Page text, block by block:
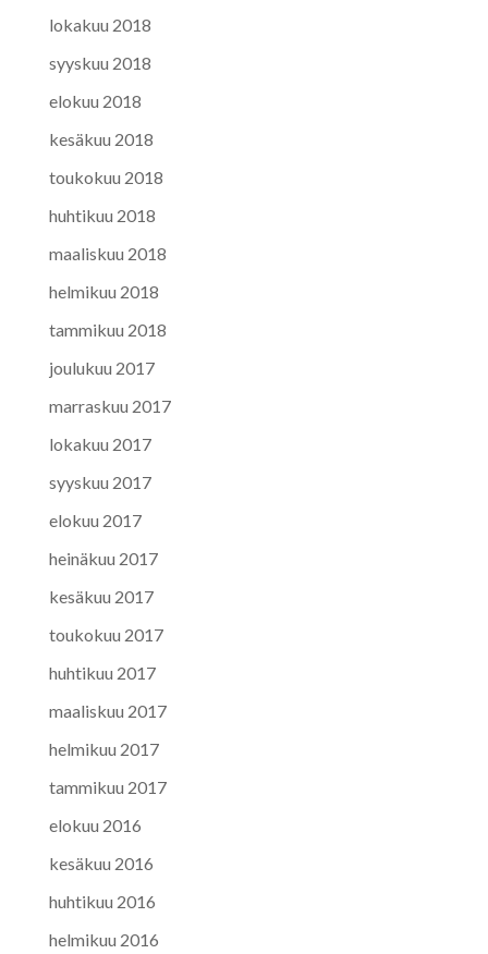
lokakuu 2018
syyskuu 2018
elokuu 2018
kesäkuu 2018
toukokuu 2018
huhtikuu 2018
maaliskuu 2018
helmikuu 2018
tammikuu 2018
joulukuu 2017
marraskuu 2017
lokakuu 2017
syyskuu 2017
elokuu 2017
heinäkuu 2017
kesäkuu 2017
toukokuu 2017
huhtikuu 2017
maaliskuu 2017
helmikuu 2017
tammikuu 2017
elokuu 2016
kesäkuu 2016
huhtikuu 2016
helmikuu 2016